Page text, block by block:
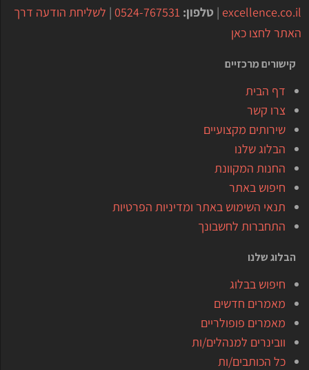
excellence.co.il
| טלפון: 0524-767531
| לשליחת הודעה דרך
האתר לחצו כאן
קישורים מרכזיים
דף הבית
צרו קשר
שירותים מקצועיים
הבלוג שלנו
החנות המקוונת
חיפוש באתר
תנאי השימוש באתר ומדיניות הפרטיות
התחברות לחשבונך
הבלוג שלנו
חיפוש בבלוג
מאמרים חדשים
מאמרים פופולריים
וובינרים למנהלים/ות
כל הכותבים/ות